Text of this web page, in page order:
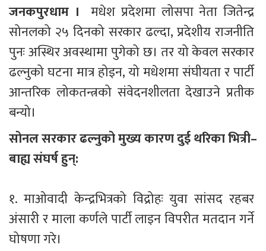
जनकपुरधाम । मधेश प्रदेशमा लोसपा नेता जितेन्द्र
सोनलको २५ दिनको सरकार ढल्दा, प्रदेशीय राजनीति
पुनः अस्थिर अवस्थामा पुगेको छ। तर यो केवल सरकार
ढल्नुको घटना मात्र होइन, यो मधेशमा संघीयता र पार्टी
आन्तरिक लोकतन्त्रको संवेदनशीलता देखाउने प्रतीक
बन्यो।
सोनल सरकार ढल्नुको मुख्य कारण दुई थरिका भित्री–
बाह्य संघर्ष हुन्:
१. माओवादी केन्द्रभित्रको विद्रोहः युवा सांसद रहबर
अंसारी र माला कर्णले पार्टी लाइन विपरीत मतदान गर्ने
घोषणा गरे।